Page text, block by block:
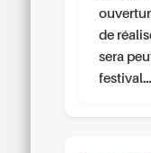
de
sera
festival…